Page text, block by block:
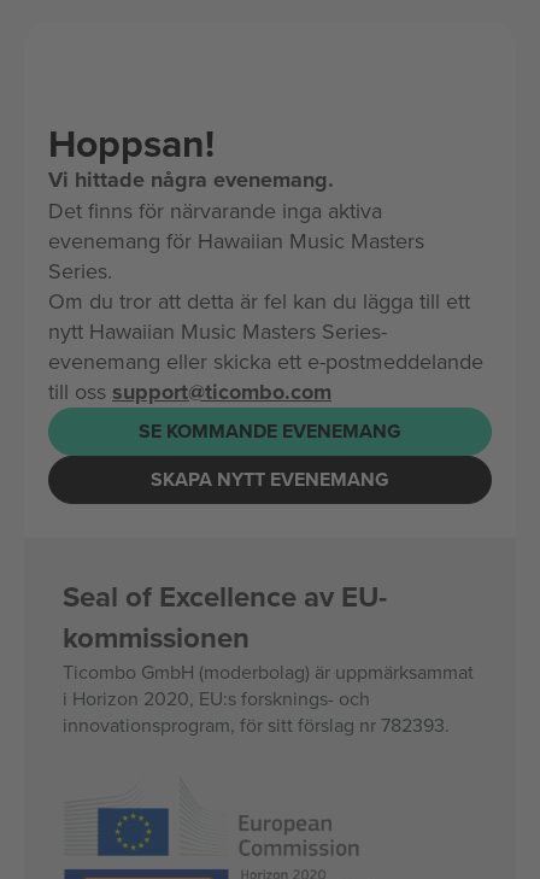
Hoppsan!
Vi hittade några evenemang.
Det finns för närvarande inga aktiva
evenemang för Hawaiian Music Masters
Series.
Om du tror att detta är fel kan du lägga till ett
nytt Hawaiian Music Masters Series-
evenemang eller skicka ett e-postmeddelande
till oss support@ticombo.com
SE KOMMANDE EVENEMANG
SKAPA NYTT EVENEMANG
Seal of Excellence av EU-
kommissionen
Ticombo GmbH (moderbolag) är uppmärksammat
i Horizon 2020, EU:s forsknings- och
innovationsprogram, för sitt förslag nr 782393.